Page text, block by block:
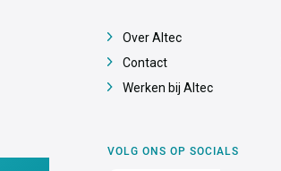
Over Altec
Contact
Werken bij Altec
VOLG ONS OP SOCIALS